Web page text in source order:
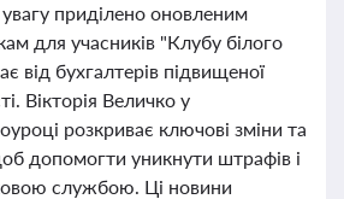
приділено оновленим
для учасників "Клубу білого
від бухгалтерів підвищеної
Вікторія Величко у
розкриває ключові зміни та
допомогти уникнути штрафів і
службою. Ці новини